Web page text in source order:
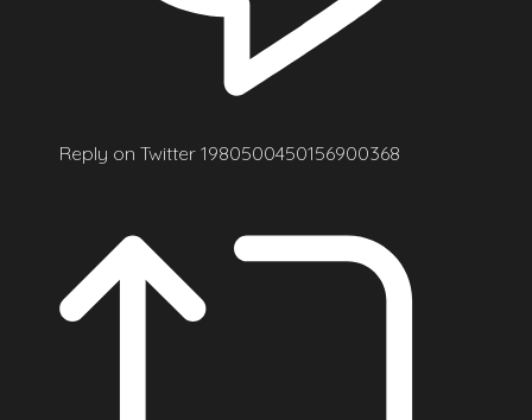
Reply on Twitter 1980500450156900368